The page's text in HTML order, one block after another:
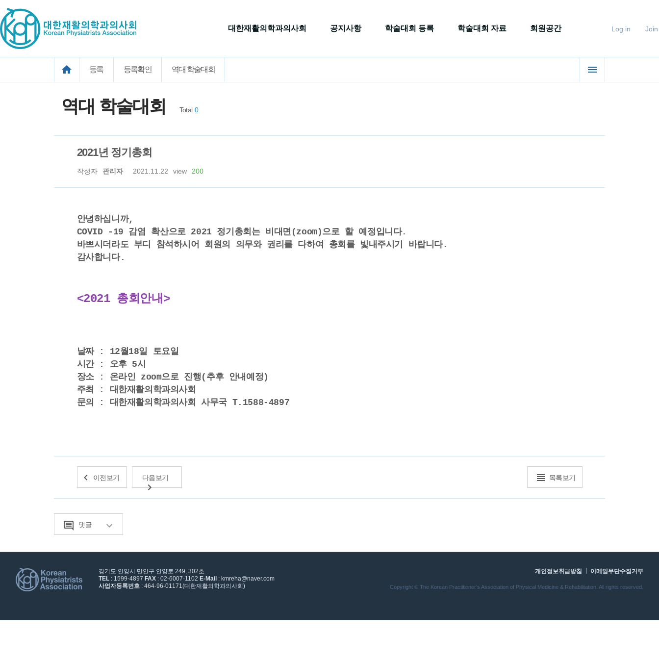
대한재활의학과의사회 공지사항 학술대회 등록 학술대회 자료 회원공간 Join
Log in
등록 등록확인 역대 학술대회
역대 학술대회 Total 0
2021년 정기총회
작성자 관리자 2021.11.22 view 200
안녕하십니까,
COVID -19 감염 확산으로 2021 정기총회는 비대면(zoom)으로 할 예정입니다.
바쁘시더라도 부디 참석하시어 회원의 의무와 권리를 다하여 총회를 빛내주시기 바랍니다.
감사합니다.
<2021 총회안내>
날짜 : 12월18일 토요일
시간 : 오후 5시
장소 : 온라인 zoom으로 진행(추후 안내예정)
주최 : 대한재활의학과의사회
문의 : 대한재활의학과의사회 사무국 T.1588-4897
이전보기 다음보기 목록보기
댓글
경기도 안양시 만안구 안양로 249, 302호
TEL : 1599-4897 FAX : 02-6007-1102 E-Mail : kmreha@naver.com
사업자등록번호 : 464-96-01171(대한재활의학과의사회)
이메일무단수집거부
개인정보취급방침
Copyright © The Korean Practitioner’s Association of Physical Medicine & Rehabilitation. All rights reserved.